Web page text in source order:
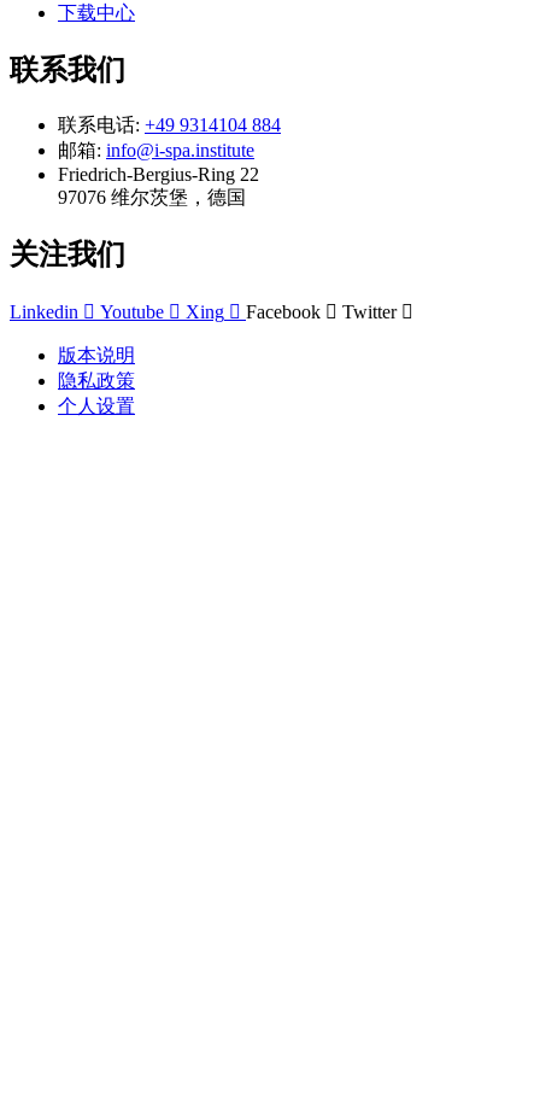
下载中心
联系我们
联系电话: +49 9314104 884
邮箱: info@i-spa.institute
Friedrich-Bergius-Ring 22
97076 维尔茨堡，德国
关注我们
Linkedin Youtube Xing Facebook Twitter
版本说明
隐私政策
个人设置